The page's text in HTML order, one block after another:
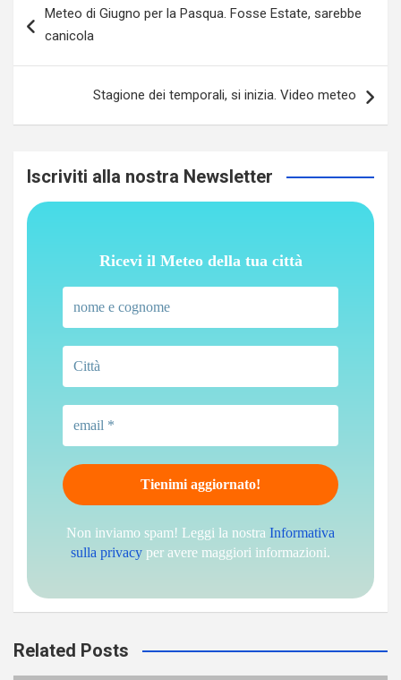
articoli
Meteo di Giugno per la Pasqua. Fosse Estate, sarebbe
canicola
Stagione dei temporali, si inizia. Video meteo
Iscriviti alla nostra Newsletter
Ricevi il Meteo della tua città
Non inviamo spam! Leggi la nostra Informativa
sulla privacy per avere maggiori informazioni.
Related Posts